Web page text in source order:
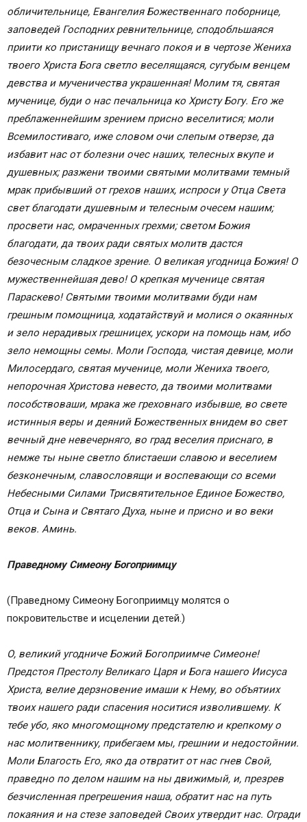
обличительнице, Евангелия Божественнаго поборнице,
заповедей Господних ревнительнице, сподобльшаяся
приити ко пристанищу вечнаго покоя и в чертозе Жениха
твоего Христа Бога светло веселящаяся, сугубым венцем
девства и мученичества украшенная! Молим тя, святая
мученице, буди о нас печальница ко Христу Богу. Его же
преблаженнейшим зрением присно веселитися; моли
Всемилостиваго, иже словом очи слепым отверзе, да
избавит нас от болезни очес наших, телесных вкупе и
душевных; разжени твоими святыми молитвами темный
мрак прибывший от грехов наших, испроси у Отца Света
свет благодати душевным и телесным очесем нашим;
просвети нас, омраченных грехми; светом Божия
благодати, да твоих ради святых молитв дастся
безочесным сладкое зрение. О великая угодница Божия! О
мужественнейшая дево! О крепкая мученице святая
Параскево! Святыми твоими молитвами буди нам
грешным помощница, ходатайствуй и молися о окаянных
и зело нерадивых грешницех, ускори на помощь нам, ибо
зело немощны семы. Моли Господа, чистая девице, моли
Милосердаго, святая мученице, моли Жениха твоего,
непорочная Христова невесто, да твоими молитвами
пособствоваши, мрака же греховнаго избывше, во свете
истинныя веры и деяний Божественных внидем во свет
вечный дне невечерняго, во град веселия приснаго, в
немже ты ныне светло блистаеши славою и веселием
безконечным, славословящи и воспевающи со всеми
Небесными Силами Трисвятительное Единое Божество,
Отца и Сына и Святаго Духа, ныне и присно и во веки
веков. Аминь.
Праведному Симеону Богоприимцу
(Праведному Симеону Богоприимцу молятся о
покровительстве и исцелении детей.)
О, великий угодниче Божий Богоприимче Симеоне!
Предстоя Престолу Великаго Царя и Бога нашего Иисуса
Христа, велие дерзновение имаши к Нему, во объятиих
твоих нашего ради спасения носитися изволившему. К
тебе убо, яко многомощному предстателю и крепкому о
нас молитвеннику, прибегаем мы, грешнии и недостойнии.
Моли Благость Его, яко да отвратит от нас гнев Свой,
праведно по делом нашим на ны движимый, и, презрев
безчисленная прегрешения наша, обратит нас на путь
покаяния и на стезе заповедей Своих утвердит нас. Огради